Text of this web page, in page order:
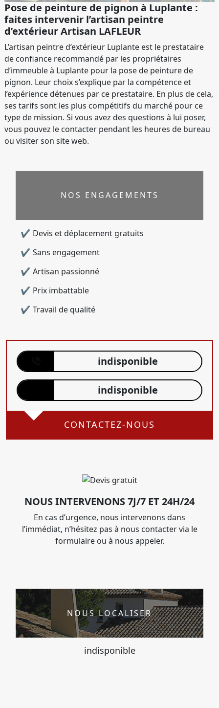
Pose de peinture de pignon à Luplante :
faites intervenir l’artisan peintre
d’extérieur Artisan LAFLEUR
L’artisan peintre d’extérieur Luplante est le prestataire
de confiance recommandé par les propriétaires
d’immeuble à Luplante pour la pose de peinture de
pignon. Leur choix s’explique par la compétence et
l’expérience détenues par ce prestataire. En plus de cela,
ses tarifs sont les plus compétitifs du marché pour ce
type de mission. Si vous avez des questions à lui poser,
vous pouvez le contacter pendant les heures de bureau
ou visiter son site web.
NOS ENGAGEMENTS
Devis et déplacement gratuits
Sans engagement
Artisan passionné
Prix imbattable
Travail de qualité
indisponible
indisponible
CONTACTEZ-NOUS
NOUS INTERVENONS 7J/7 ET 24H/24
En cas d’urgence, nous intervenons dans
l’immédiat, n’hésitez pas à nous contacter via le
formulaire ou à nous appeler.
NOUS LOCALISER
indisponible